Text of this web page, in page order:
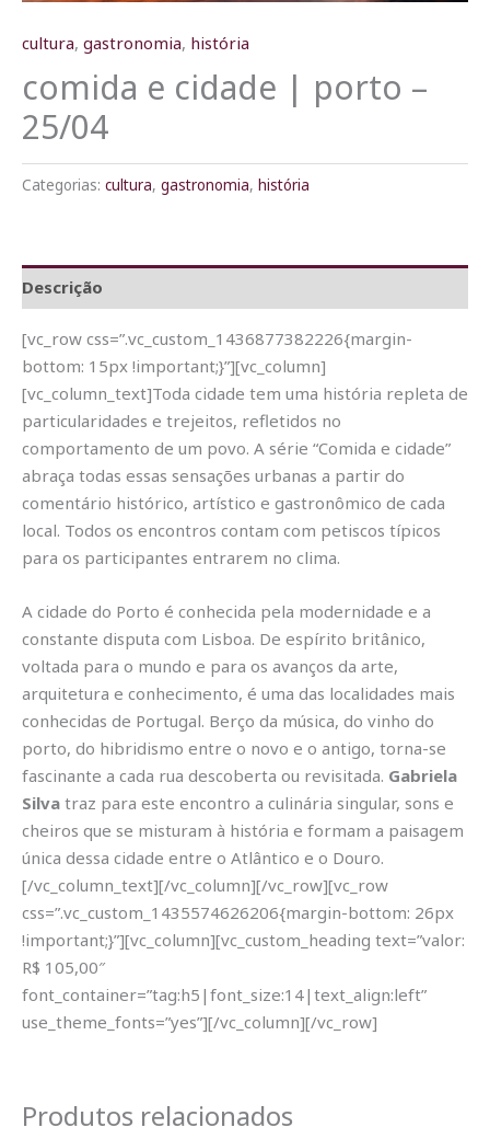
cultura, gastronomia, história
comida e cidade | porto –
25/04
Categorias: cultura, gastronomia, história
Descrição
[vc_row css=”.vc_custom_1436877382226{margin-
bottom: 15px !important;}”][vc_column]
[vc_column_text]Toda cidade tem uma história repleta de
particularidades e trejeitos, refletidos no
comportamento de um povo. A série “Comida e cidade”
abraça todas essas sensações urbanas a partir do
comentário histórico, artístico e gastronômico de cada
local. Todos os encontros contam com petiscos típicos
para os participantes entrarem no clima.
A cidade do Porto é conhecida pela modernidade e a
constante disputa com Lisboa. De espírito britânico,
voltada para o mundo e para os avanços da arte,
arquitetura e conhecimento, é uma das localidades mais
conhecidas de Portugal. Berço da música, do vinho do
porto, do hibridismo entre o novo e o antigo, torna-se
fascinante a cada rua descoberta ou revisitada. Gabriela
Silva traz para este encontro a culinária singular, sons e
cheiros que se misturam à história e formam a paisagem
única dessa cidade entre o Atlântico e o Douro.
[/vc_column_text][/vc_column][/vc_row][vc_row
css=”.vc_custom_1435574626206{margin-bottom: 26px
!important;}”][vc_column][vc_custom_heading text=”valor:
R$ 105,00″
font_container=”tag:h5|font_size:14|text_align:left”
use_theme_fonts=”yes”][/vc_column][/vc_row]
Produtos relacionados